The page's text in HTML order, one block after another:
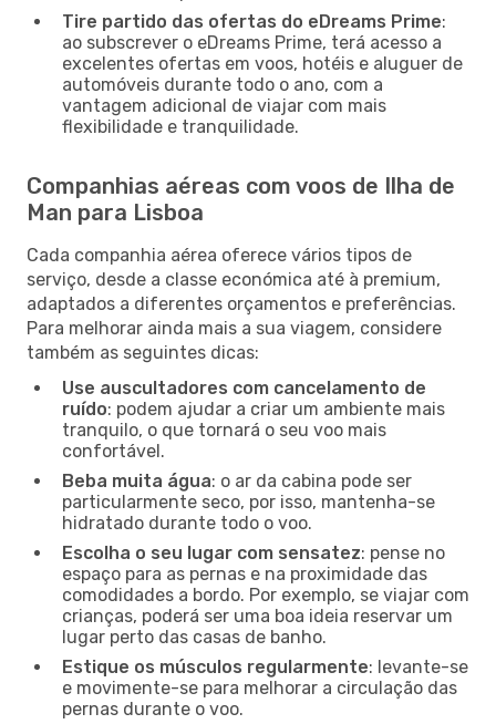
Tire partido das ofertas do eDreams Prime:
ao subscrever o eDreams Prime, terá acesso a
excelentes ofertas em voos, hotéis e aluguer de
automóveis durante todo o ano, com a
vantagem adicional de viajar com mais
flexibilidade e tranquilidade.
Companhias aéreas com voos de Ilha de
Man para Lisboa
Cada companhia aérea oferece vários tipos de
serviço, desde a classe económica até à premium,
adaptados a diferentes orçamentos e preferências.
Para melhorar ainda mais a sua viagem, considere
também as seguintes dicas:
Use auscultadores com cancelamento de
ruído: podem ajudar a criar um ambiente mais
tranquilo, o que tornará o seu voo mais
confortável.
Beba muita água: o ar da cabina pode ser
particularmente seco, por isso, mantenha-se
hidratado durante todo o voo.
Escolha o seu lugar com sensatez: pense no
espaço para as pernas e na proximidade das
comodidades a bordo. Por exemplo, se viajar com
crianças, poderá ser uma boa ideia reservar um
lugar perto das casas de banho.
Estique os músculos regularmente: levante-se
e movimente-se para melhorar a circulação das
pernas durante o voo.